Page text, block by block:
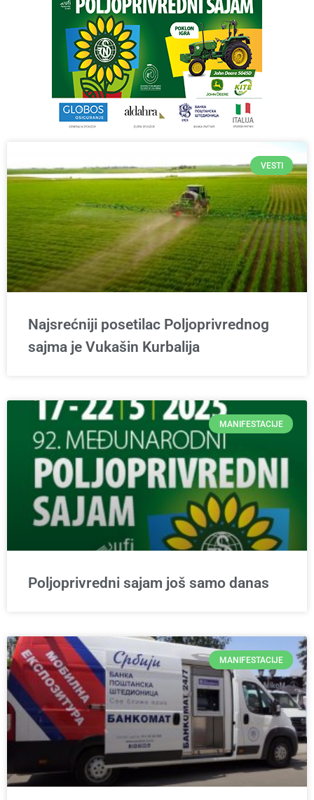
VESTI
Najsrećniji posetilac Poljoprivrednog
sajma je Vukašin Kurbalija
MANIFESTACIJE
Poljoprivredni sajam još samo danas
MANIFESTACIJE